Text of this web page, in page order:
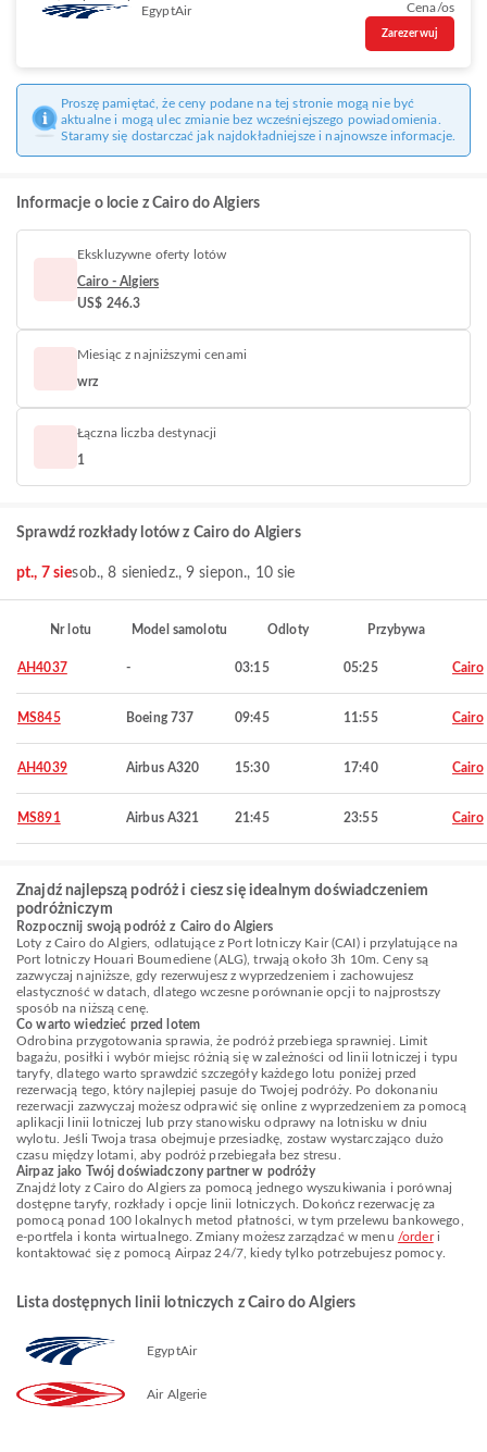
EgyptAir
Cena/os
Zarezerwuj
Proszę pamiętać, że ceny podane na tej stronie mogą nie być
aktualne i mogą ulec zmianie bez wcześniejszego powiadomienia.
Staramy się dostarczać jak najdokładniejsze i najnowsze informacje.
Informacje o locie z Cairo do Algiers
Ekskluzywne oferty lotów
Cairo - Algiers
US$ 246.3
Miesiąc z najniższymi cenami
wrz
Łączna liczba destynacji
1
Sprawdź rozkłady lotów z Cairo do Algiers
pt., 7 siesob., 8 sieniedz., 9 siepon., 10 sie
Nr lotu Model samolotu Odloty Przybywa
AH4037 - 03:15 05:25 Cairo
MS845 Boeing 737 09:45 11:55 Cairo
AH4039 Airbus A320 15:30 17:40 Cairo
MS891 Airbus A321 21:45 23:55 Cairo
Znajdź najlepszą podróż i ciesz się idealnym doświadczeniem
podróżniczym
Rozpocznij swoją podróż z Cairo do Algiers
Loty z Cairo do Algiers, odlatujące z Port lotniczy Kair (CAI) i przylatujące na
Port lotniczy Houari Boumediene (ALG), trwają około 3h 10m. Ceny są
zazwyczaj najniższe, gdy rezerwujesz z wyprzedzeniem i zachowujesz
elastyczność w datach, dlatego wczesne porównanie opcji to najprostszy
sposób na niższą cenę.
Co warto wiedzieć przed lotem
Odrobina przygotowania sprawia, że podróż przebiega sprawniej. Limit
bagażu, posiłki i wybór miejsc różnią się w zależności od linii lotniczej i typu
taryfy, dlatego warto sprawdzić szczegóły każdego lotu poniżej przed
rezerwacją tego, który najlepiej pasuje do Twojej podróży. Po dokonaniu
rezerwacji zazwyczaj możesz odprawić się online z wyprzedzeniem za pomocą
aplikacji linii lotniczej lub przy stanowisku odprawy na lotnisku w dniu
wylotu. Jeśli Twoja trasa obejmuje przesiadkę, zostaw wystarczająco dużo
czasu między lotami, aby podróż przebiegała bez stresu.
Airpaz jako Twój doświadczony partner w podróży
Znajdź loty z Cairo do Algiers za pomocą jednego wyszukiwania i porównaj
dostępne taryfy, rozkłady i opcje linii lotniczych. Dokończ rezerwację za
pomocą ponad 100 lokalnych metod płatności, w tym przelewu bankowego,
e-portfela i konta wirtualnego. Zmiany możesz zarządzać w menu /orderi
kontaktować się z pomocą Airpaz 24/7, kiedy tylko potrzebujesz pomocy.
Lista dostępnych linii lotniczych z Cairo do Algiers
EgyptAir
Air Algerie